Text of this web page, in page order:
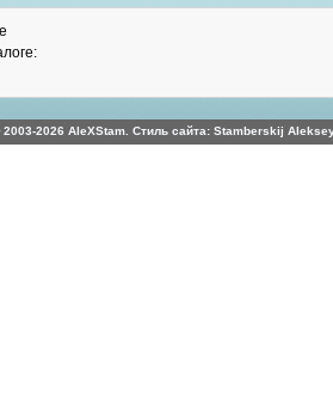
WALLPAPERS
ALEXSTAM
:
2026 AleXStam. Стиль сайта: Stamberskij